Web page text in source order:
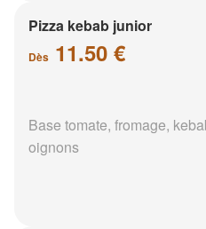
Pizza kebab junior
Dès 11.50 €
Base tomate, fromage,
oignons